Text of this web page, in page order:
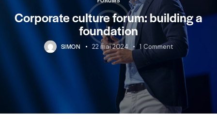
Corporate culture forum: building a
foundation
SIMON 22 mai 2024 1 Comment